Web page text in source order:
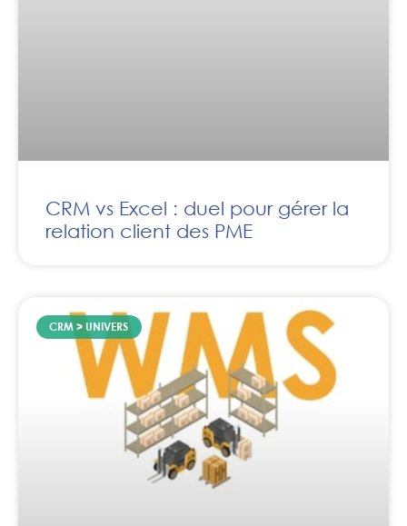
CRM vs Excel : duel pour gérer la
relation client des PME
CRM > UNIVERS